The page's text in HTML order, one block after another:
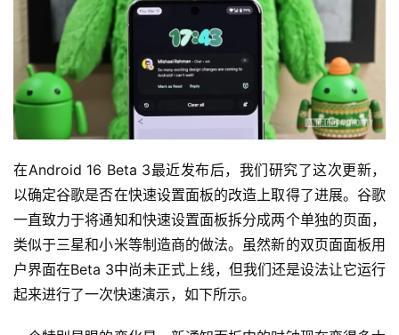
在Android 16 Beta 3最近发布后，我们研究了这次更新，
以确定谷歌是否在快速设置面板的改造上取得了进展。谷歌
一直致力于将通知和快速设置面板拆分成两个单独的页面，
类似于三星和小米等制造商的做法。虽然新的双页面面板用
户界面在Beta 3中尚未正式上线，但我们还是设法让它运行
起来进行了一次快速演示，如下所示。